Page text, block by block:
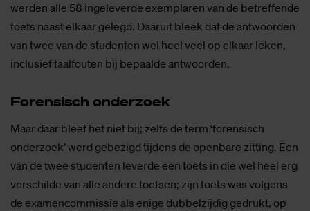
werden alle 58 ingeleverde exemplaren van de betreffende
toets naast elkaar gelegd. Daaruit bleek dat de antwoorden
van twee van de studenten wel heel veel op elkaar leken,
inclusief taalfouten bij bepaalde antwoorden.
Fo­ren­sisch on­der­zoek
Maar daar bleef het niet bij; zelfs de term ‘forensisch
onderzoek’ werd gebezigd tijdens de openbare zitting. Een
van de twee studenten leverde een toets in die wel heel erg
verschilde van alle andere toetsen; zijn toets was volgens
de examencommissie als enige dubbelzijdig gedrukt, op